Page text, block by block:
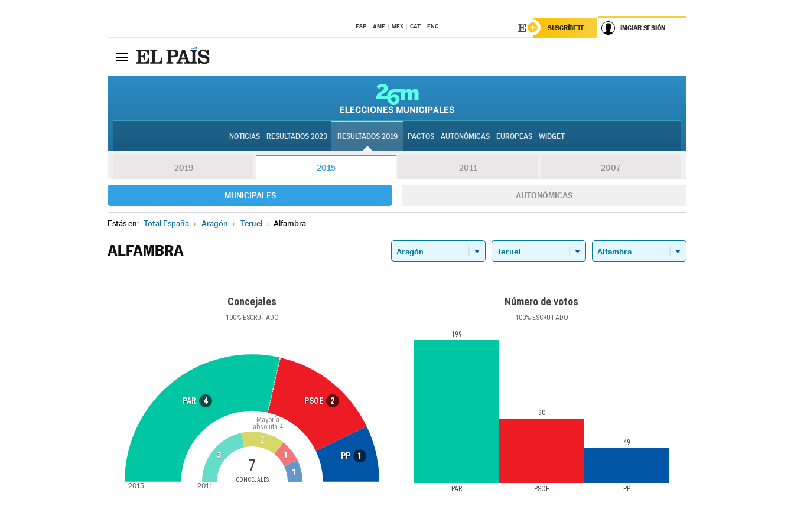
ESP AME MEX CAT ENG SUSCRÍBETE INICIAR SESIÓN
NOTICIAS RESULTADOS 2023 RESULTADOS 2019 PACTOS AUTONÓMICAS EUROPEAS WIDGET
2019 2015 2011 2007
MUNICIPALES AUTONÓMICAS
Estás en: Total España » Aragón » Teruel » Alfambra
ALFAMBRA
Concejales
100%ESCRUTADO
PAR 4 PSOE 2
PP 1
7
CONCEJALES
Mayoría
absoluta 4
3
2
1
1
2015 2011
Número de votos
100%ESCRUTADO
PAR PSOE PP
199
90
49